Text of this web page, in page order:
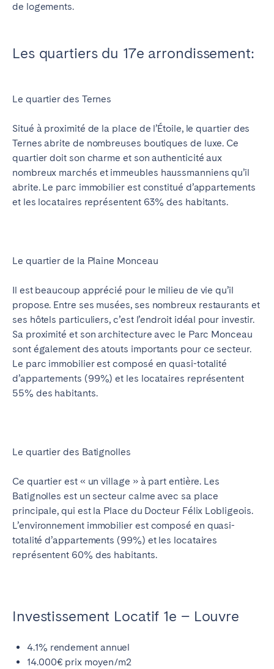
de logements.
Les quartiers du 17e arrondissement:
Le quartier des Ternes
Situé à proximité de la place de l’Étoile, le quartier des
Ternes abrite de nombreuses boutiques de luxe. Ce
quartier doit son charme et son authenticité aux
nombreux marchés et immeubles haussmanniens qu’il
abrite. Le parc immobilier est constitué d’appartements
et les locataires représentent 63% des habitants.
Le quartier de la Plaine Monceau
Il est beaucoup apprécié pour le milieu de vie qu’il
propose. Entre ses musées, ses nombreux restaurants et
ses hôtels particuliers, c’est l’endroit idéal pour investir.
Sa proximité et son architecture avec le Parc Monceau
sont également des atouts importants pour ce secteur.
Le parc immobilier est composé en quasi-totalité
d’appartements (99%) et les locataires représentent
55% des habitants.
Le quartier des Batignolles
Ce quartier est « un village » à part entière. Les
Batignolles est un secteur calme avec sa place
principale, qui est la Place du Docteur Félix Lobligeois.
L’environnement immobilier est composé en quasi-
totalité d’appartements (99%) et les locataires
représentent 60% des habitants.
Investissement Locatif 1e – Louvre
4.1% rendement annuel
14.000€ prix moyen/m2